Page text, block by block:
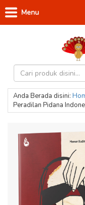
Menu
Anda Berada disini:
Peradilan Pidana